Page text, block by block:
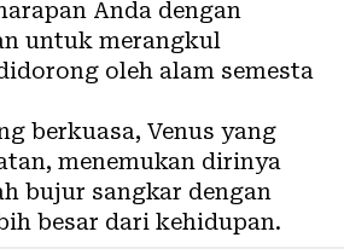
Anda dengan
untuk merangkul
oleh alam semesta
berkuasa, Venus yang
menemukan dirinya
bujur sangkar dengan
besar dari kehidupan.